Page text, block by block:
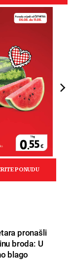
pronašli
broda: U
blago